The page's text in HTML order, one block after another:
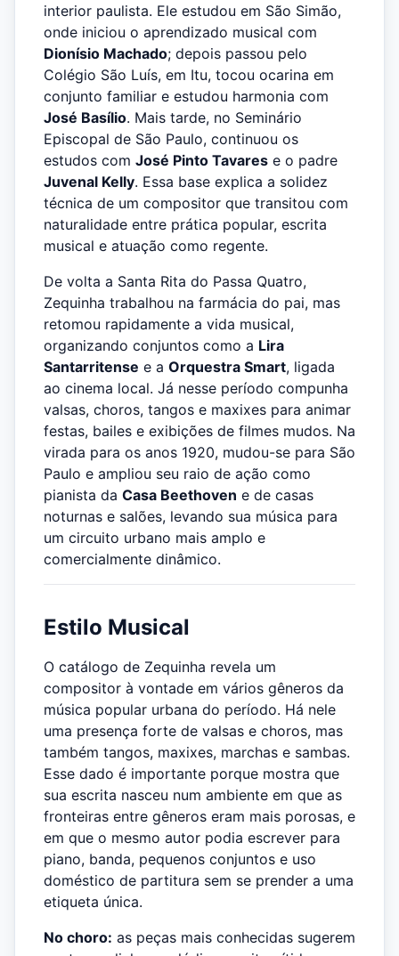
interior paulista. Ele estudou em São Simão,
onde iniciou o aprendizado musical com
Dionísio Machado; depois passou pelo
Colégio São Luís, em Itu, tocou ocarina em
conjunto familiar e estudou harmonia com
José Basílio. Mais tarde, no Seminário
Episcopal de São Paulo, continuou os
estudos com José Pinto Tavares e o padre
Juvenal Kelly. Essa base explica a solidez
técnica de um compositor que transitou com
naturalidade entre prática popular, escrita
musical e atuação como regente.
De volta a Santa Rita do Passa Quatro,
Zequinha trabalhou na farmácia do pai, mas
retomou rapidamente a vida musical,
organizando conjuntos como a Lira
Santarritense e a Orquestra Smart, ligada
ao cinema local. Já nesse período compunha
valsas, choros, tangos e maxixes para animar
festas, bailes e exibições de filmes mudos. Na
virada para os anos 1920, mudou-se para São
Paulo e ampliou seu raio de ação como
pianista da Casa Beethoven e de casas
noturnas e salões, levando sua música para
um circuito urbano mais amplo e
comercialmente dinâmico.
Estilo Musical
O catálogo de Zequinha revela um
compositor à vontade em vários gêneros da
música popular urbana do período. Há nele
uma presença forte de valsas e choros, mas
também tangos, maxixes, marchas e sambas.
Esse dado é importante porque mostra que
sua escrita nasceu num ambiente em que as
fronteiras entre gêneros eram mais porosas, e
em que o mesmo autor podia escrever para
piano, banda, pequenos conjuntos e uso
doméstico de partitura sem se prender a uma
etiqueta única.
No choro: as peças mais conhecidas sugerem